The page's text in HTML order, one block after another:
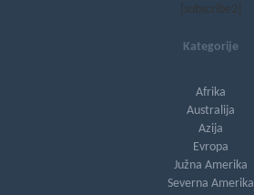
[subscribe2]
Kategorije
Afrika
Australija
Azija
Evropa
Južna Amerika
Severna Amerika